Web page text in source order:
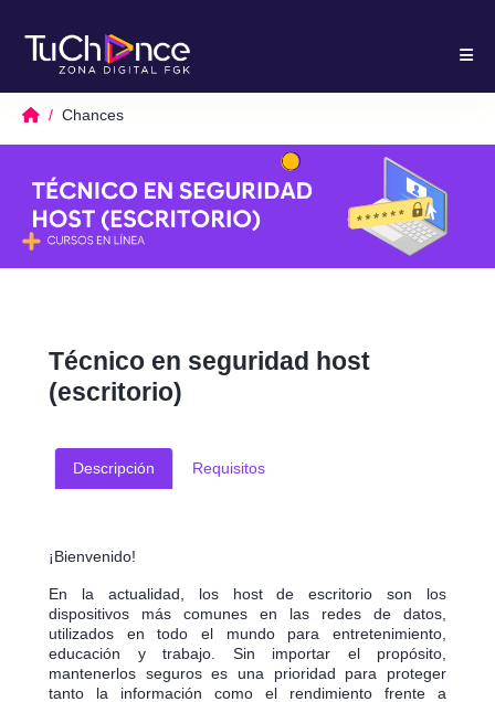
Chances
Técnico en seguridad host
(escritorio)
Descripción Requisitos
¡Bienvenido!
En la actualidad, los host de escritorio son los
dispositivos más comunes en las redes de datos,
utilizados en todo el mundo para entretenimiento,
educación y trabajo. Sin importar el propósito,
mantenerlos seguros es una prioridad para proteger
tanto la información como el rendimiento frente a